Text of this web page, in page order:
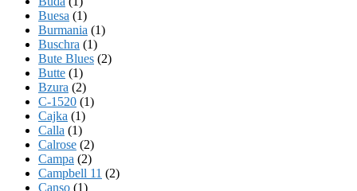
Buesa (1)
Burmania (1)
Buschra (1)
Bute Blues (2)
Butte (1)
Bzura (2)
C-1520 (1)
Cajka (1)
Calla (1)
Calrose (2)
Campa (2)
Campbell 11 (2)
Canso (1)